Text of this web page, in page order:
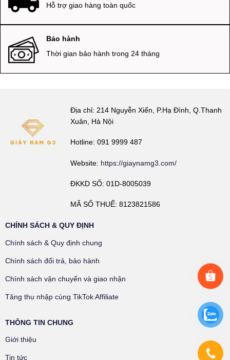
Hỗ trợ giao hàng toàn quốc
Bảo hành
Thời gian bảo hành trong 24 tháng
Địa chỉ: 214 Nguyễn Xiển, P.Hạ Đình, Q.Thanh
Xuân, Hà Nội
Hotline: 091 9999 487
Website: https://giaynamg3.com/
ĐKKD SỐ: 01D-8005039
MÃ SỐ THUẾ: 8123821586
CHÍNH SÁCH & QUY ĐỊNH
Chính sách & Quy định chung
Chính sách đổi trả, bảo hành
Chính sách vận chuyển và giao nhận
Tăng thu nhập cùng TikTok Affiliate
THÔNG TIN CHUNG
Giới thiệu
Tin tức